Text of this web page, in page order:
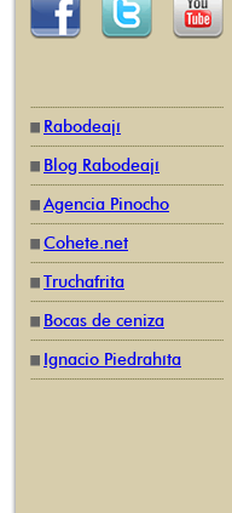
Rabodeají
Blog Rabodeají
Agencia Pinocho
Cohete.net
Truchafrita
Bocas de ceniza
Ignacio Piedrahíta